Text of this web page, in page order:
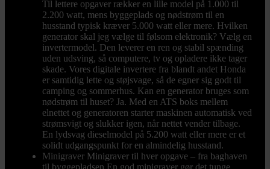
Til lettere opgaver rækker en lille model på 1.000 til
2.200 watt, mens byggeplads og nødstrøm til en
husstand typisk kræver 5.000 watt eller mere. Hvilken
generator skal jeg vælge til følsom elektronik? Vælg en
invertermodel. Den leverer en ren og stabil spænding
uden udsving, så computere, tv og opladere ikke tager
skade. Vores digitale invertere fra blandt andet Honda
er samtidig lette og støjsvage, så de egner sig godt til
camping og sommerhus. Kan en generator bruges som
nødstrøm til huset? Ja. Med en ATS boks mellem
elnettet og generatoren starter maskinen automatisk ved
strømsvigt og slukker igen, når nettet vender tilbage.
En lydsvag dieselmodel på 5.200 watt eller mere er et
solidt udgangspunkt for en almindelig husstand.
Minigraver Minigraver til hver opgave – fra baghaven